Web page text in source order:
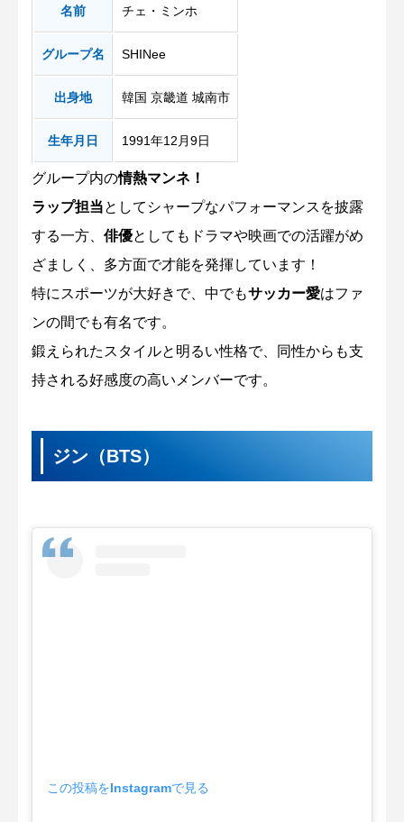
名前 チェ・ミンホ
グループ名 SHINee
出身地 韓国 京畿道 城南市
生年月日 1991年12月9日
グループ内の情熱マンネ！
ラップ担当としてシャープなパフォーマンスを披露
する一方、 俳優としてもドラマや映画での活躍がめ
ざましく、多方面で才能を発揮しています！
特にスポーツが大好きで、中でもサッカー愛はファ
ンの間でも有名です。
鍛えられたスタイルと明るい性格で、同性からも支
持される好感度の高いメンバーです。
ジン（BTS）
この投稿をInstagramで見る